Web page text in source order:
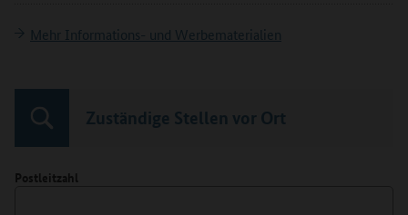
Mehr Informations- und Werbematerialien
Zuständige Stellen vor Ort
Postleitzahl